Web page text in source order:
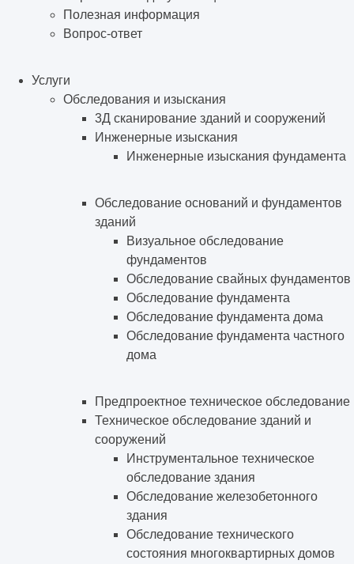
Полезная информация
Вопрос-ответ
Услуги
Обследования и изыскания
3Д сканирование зданий и сооружений
Инженерные изыскания
Инженерные изыскания фундамента
Обследование оснований и фундаментов
зданий
Визуальное обследование
фундаментов
Обследование свайных фундаментов
Обследование фундамента
Обследование фундамента дома
Обследование фундамента частного
дома
Предпроектное техническое обследование
Техническое обследование зданий и
сооружений
Инструментальное техническое
обследование здания
Обследование железобетонного
здания
Обследование технического
состояния многоквартирных домов